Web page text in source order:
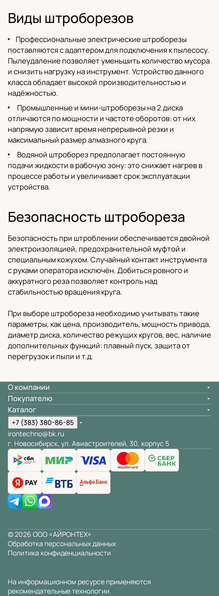
Виды штроборезов
Профессиональные электрические штроборезы
поставляются с адаптером для подключения к пылесосу.
Пылеудаление позволяет уменьшить количество мусора
и снизить нагрузку на инструмент. Устройство данного
класса обладает высокой производительностью и
надёжностью.
Промышленные и мини-штроборезы на 2 диска
отличаются по мощности и частоте оборотов: от них
напрямую зависит время непрерывной резки и
максимальный размер алмазного круга.
Водяной штроборез предполагает постоянную
подачи жидкости в рабочую зону: это снижает нагрев в
процессе работы и увеличивает срок эксплуатации
устройства.
Безопасность штробореза
Безопасность при штроблении обеспечивается двойной
электроизоляцией, предохранительной муфтой и
специальным кожухом. Случайный контакт инструмента
с руками оператора исключён. Добиться ровного и
аккуратного реза позволяет контроль над
стабильностью вращения круга.
При выборе штробореза необходимо учитывать такие
параметры, как цена, производитель, мощность привода,
диаметр диска, количество режущих кругов, вес, наличие
дополнительных функций: плавный пуск, защита от
перегрузок и пыли и т.д.
О компании
Покупателю
Каталог
+7 (383) 380-86-85
irontechno@bk.ru
г. Новосибирск, ул. Авиастроителей, 30, корпус 5
© 2026 ООО «АЙРОНТЕХ»
Обработка персональных данных
Политика конфиденциальности
На информационном ресурсе применяются
рекомендательные технологии.